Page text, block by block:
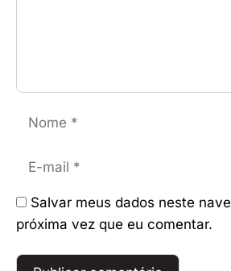
Nome
E-
mail
Salvar meus dados neste
próxima vez que eu comentar.